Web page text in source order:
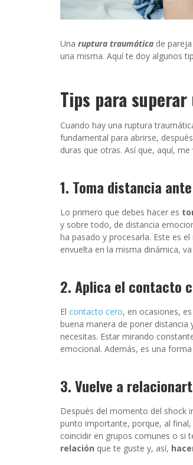
Una ruptura traumática de
una misma. Aquí te doy algunos
Tips para
Cuando hay una ruptura
fundamental para abrirse,
duras que otras. Así que, aquí,
1. Toma distancia
Lo primero que debes hacer es
y sobre todo, de distancia
ha pasado y procesarla. Este es
envuelta en la misma dinámica,
2. Aplica el contacto
El contacto cero, en ocasiones,
buena manera de poner
necesitas. Estar mirando
emocional. Además, es una
3. Vuelve a
Después del momento del shock
punto importante, porque, al
coincidir en grupos comunes o si
relación que te guste y, así,